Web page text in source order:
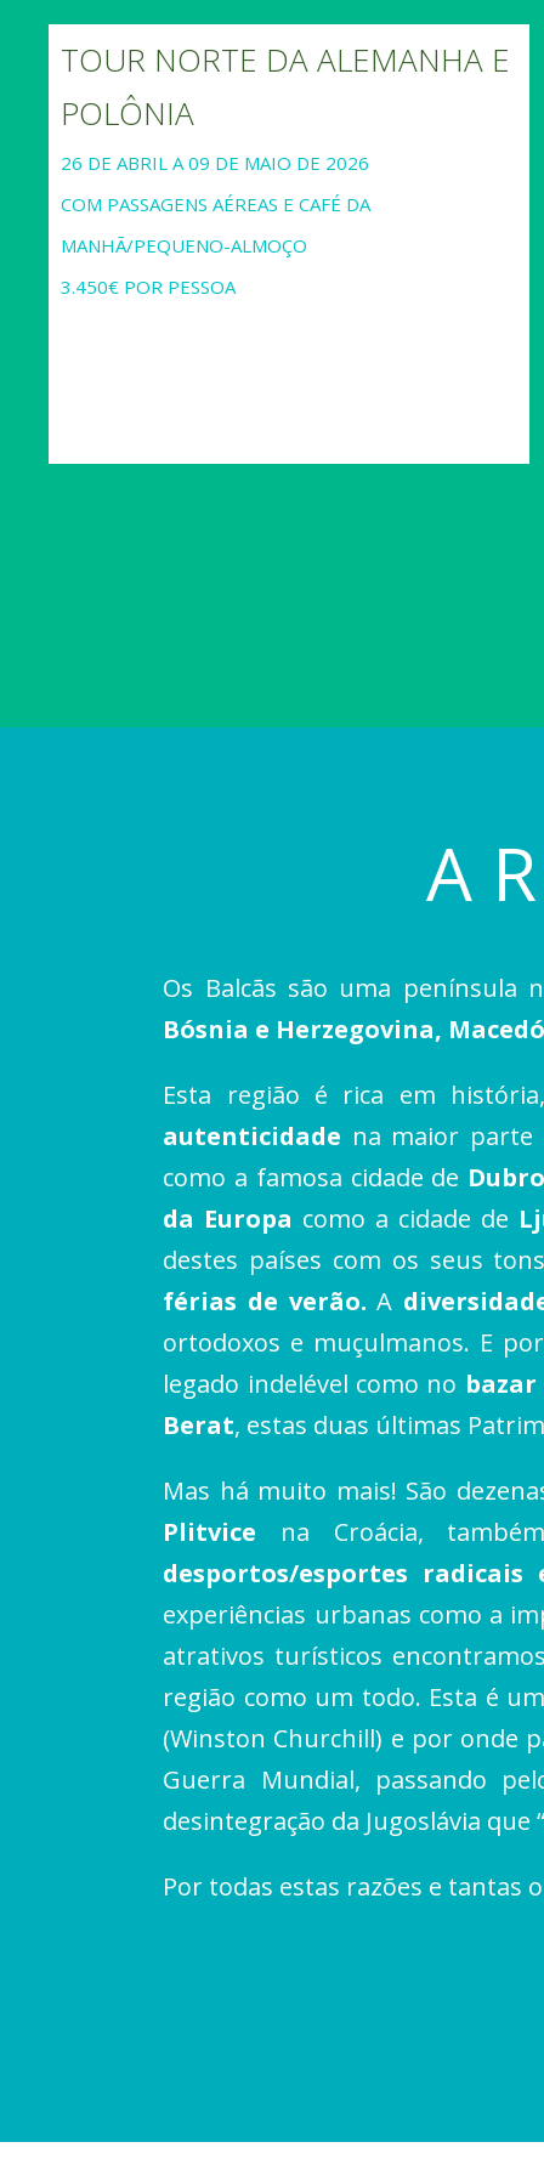
TOUR NORTE DA ALEMANHA E
POLÔNIA
26 DE ABRIL A 09 DE MAIO DE 2026
COM PASSAGENS AÉREAS E CAFÉ DA
MANHÃ/PEQUENO-ALMOÇO
3.450€ POR PESSOA
A
Os Balcãs são uma península
Bósnia e Herzegovina,
Esta região é rica em
autenticidade na maior parte
como a famosa cidade de
da Europa como a cidade de
destes países com os seus
férias de verão.A
ortodoxos e muçulmanos. E
legado indelével como no
Berat, estas duas últimas
Mas há muito mais! São
Plitvice na Croácia,
desportos/esportes
experiências urbanas como a
atrativos turísticos
região como um todo. Esta é
(Winston Churchill) e por onde
Guerra Mundial, passando
desintegração da Jugoslávia que
Por todas estas razões e tantas